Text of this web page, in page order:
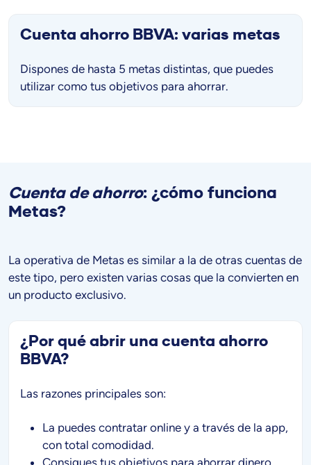
Cuenta ahorro BBVA: varias metas
Dispones de hasta 5 metas distintas, que puedes
utilizar como tus objetivos para ahorrar.
Cuenta de ahorro: ¿cómo funciona
Metas?
La operativa de Metas es similar a la de otras cuentas de
este tipo, pero existen varias cosas que la convierten en
un producto exclusivo.
¿Por qué abrir una cuenta ahorro
BBVA?
Las razones principales son:
La puedes contratar online y a través de la app,
con total comodidad.
Consigues tus objetivos para ahorrar dinero.